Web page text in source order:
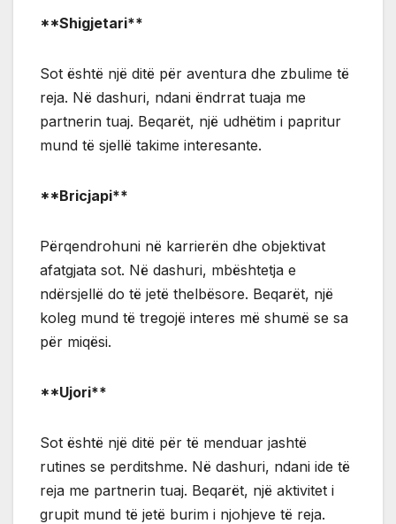
**Shigjetari**
Sot është një ditë për aventura dhe zbulime të
reja. Në dashuri, ndani ëndrrat tuaja me
partnerin tuaj. Beqarët, një udhëtim i papritur
mund të sjellë takime interesante.
**Bricjapi**
Përqendrohuni në karrierën dhe objektivat
afatgjata sot. Në dashuri, mbështetja e
ndërsjellë do të jetë thelbësore. Beqarët, një
koleg mund të tregojë interes më shumë se sa
për miqësi.
**Ujori**
Sot është një ditë për të menduar jashtë
rutines se perditshme. Në dashuri, ndani ide të
reja me partnerin tuaj. Beqarët, një aktivitet i
grupit mund të jetë burim i njohjeve të reja.